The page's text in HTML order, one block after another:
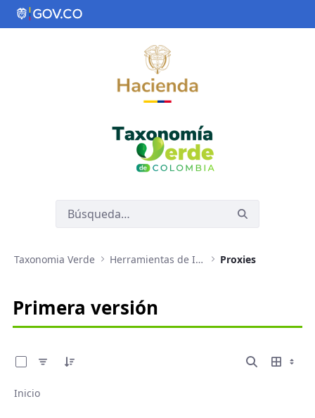
Saltar al contenido principal
Taxonomia Verde Herramientas de Implementación de Taxonomía Verde Proxies
Primera versión
Inicio